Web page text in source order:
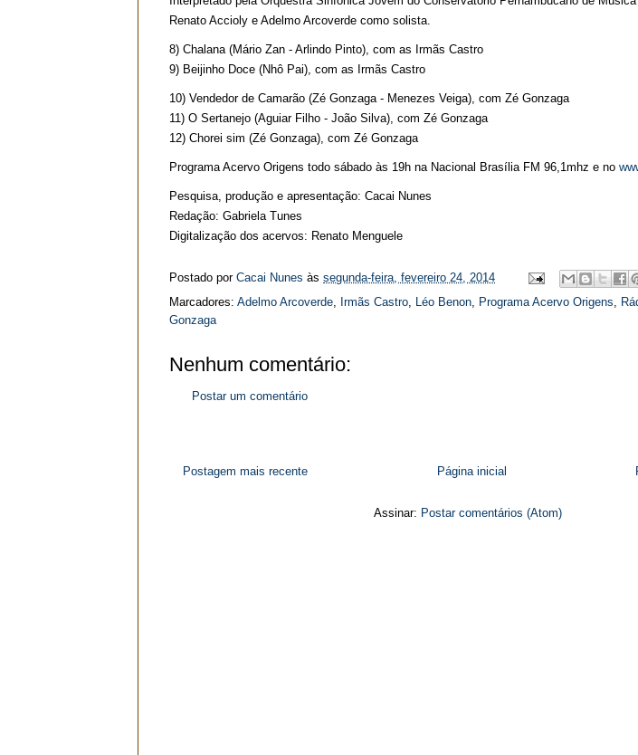
Renato Accioly e Adelmo Arcoverde como solista.
8) Chalana (Mário Zan - Arlindo Pinto), com as Irmãs Castro
9) Beijinho Doce (Nhô Pai), com as Irmãs Castro
10) Vendedor de Camarão (Zé Gonzaga - Menezes Veiga), com Zé Gonzaga
11) O Sertanejo (Aguiar Filho - João Silva), com Zé Gonzaga
12) Chorei sim (Zé Gonzaga), com Zé Gonzaga
Programa Acervo Origens todo sábado às 19h na Nacional Brasília FM 96,1mhz e no
Pesquisa, produção e apresentação: Cacai Nunes
Redação: Gabriela Tunes
Digitalização dos acervos: Renato Menguele
Postado por Cacai Nunes às segunda-feira, fevereiro 24, 2014
Marcadores: Adelmo Arcoverde, Irmãs Castro, Léo Benon, Programa Acervo Origens,
Gonzaga
Nenhum comentário:
Postar um comentário
Postagem mais recente Página inicial
Assinar: Postar comentários (Atom)